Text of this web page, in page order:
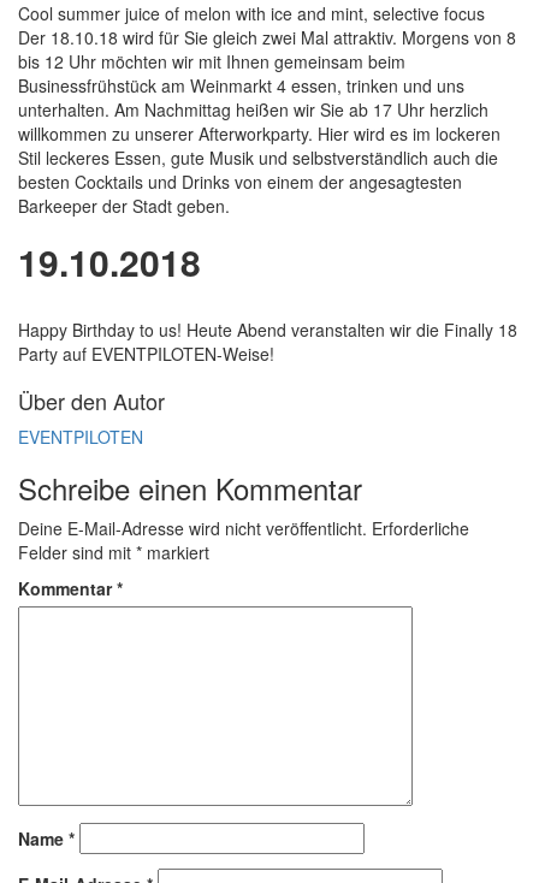
Cool summer juice of melon with ice and mint, selective focus
Der 18.10.18 wird für Sie gleich zwei Mal attraktiv. Morgens von 8
bis 12 Uhr möchten wir mit Ihnen gemeinsam beim
Businessfrühstück am Weinmarkt 4 essen, trinken und uns
unterhalten. Am Nachmittag heißen wir Sie ab 17 Uhr herzlich
willkommen zu unserer Afterworkparty. Hier wird es im lockeren
Stil leckeres Essen, gute Musik und selbstverständlich auch die
besten Cocktails und Drinks von einem der angesagtesten
Barkeeper der Stadt geben.
19.10.2018
Happy Birthday to us! Heute Abend veranstalten wir die Finally 18
Party auf EVENTPILOTEN-Weise!
Über den Autor
EVENTPILOTEN
Schreibe einen Kommentar
Deine E-Mail-Adresse wird nicht veröffentlicht. Erforderliche
Felder sind mit * markiert
Kommentar*
Name *